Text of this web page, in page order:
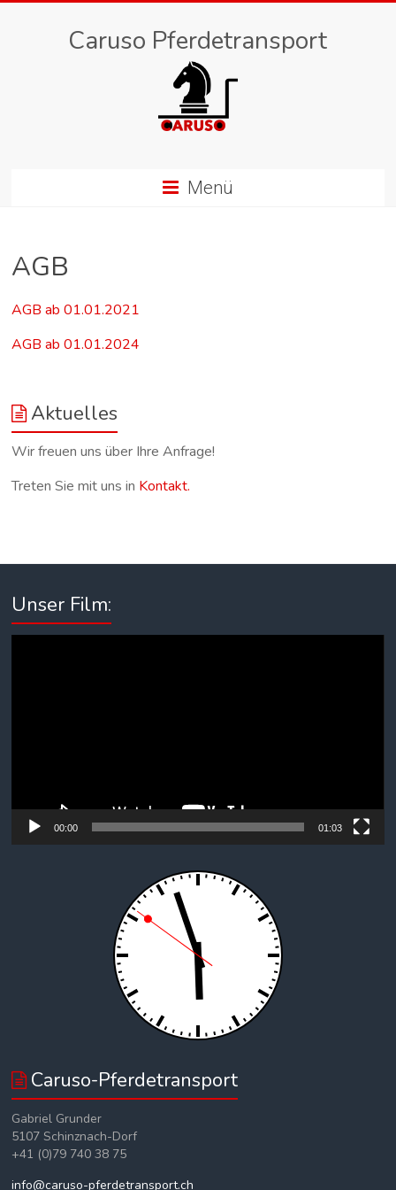
Caruso Pferdetransport
Menü
AGB
AGB ab 01.01.2021
AGB ab 01.01.2024
Aktuelles
Wir freuen uns über Ihre Anfrage!
Treten Sie mit uns in Kontakt.
Unser Film:
00:00 01:03
Caruso-Pferdetransport
Gabriel Grunder
5107 Schinznach-Dorf
+41 (0)79 740 38 75
info@caruso-pferdetransport.ch